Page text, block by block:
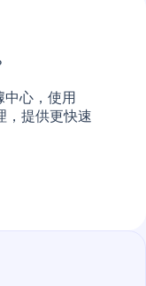
中心，使用
，提供更快速